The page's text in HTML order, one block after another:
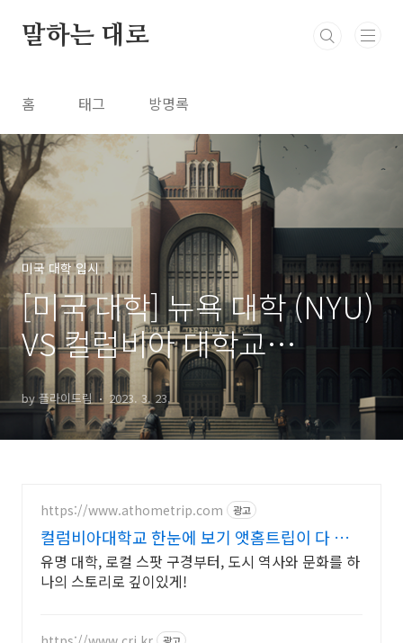
말하는 대로
홈 태그 방명록
미국 대학 입시
[미국 대학] 뉴욕 대학 (NYU)
VS 컬럼비아 대학교
(Columbia) 어느 대학이 더
나은가요?
by 플라이드림 2023. 3. 23.
https://www.athometrip.com 광고
컬럼비아대학교 한눈에 보기 앳홈트립이 다 챙
겨드려요.
유명 대학, 로컬 스팟 구경부터, 도시 역사와 문화를 하
나의 스토리로 깊이있게!
광고